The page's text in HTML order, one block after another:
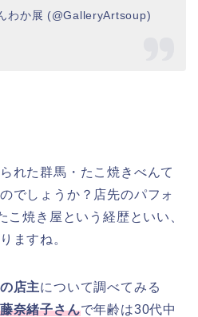
わか展 (@GalleryArtsoup)
れた群馬・たこ焼きべんて
でしょうか？店先のパフォ
こ焼き屋という経歴といい、
ますね。
店主について調べてみる
奈緒子さんで年齢は30代中